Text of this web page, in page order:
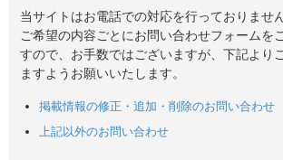
当サイトはお電話での対応を行っておりません
ご希望の内容ごとにお問い合わせフォームを
すので、お手数ではございますが、下記より
ますようお願いいたします。
掲載情報の修正・追加・削除のお問い合わせ
上記以外のお問い合わせ